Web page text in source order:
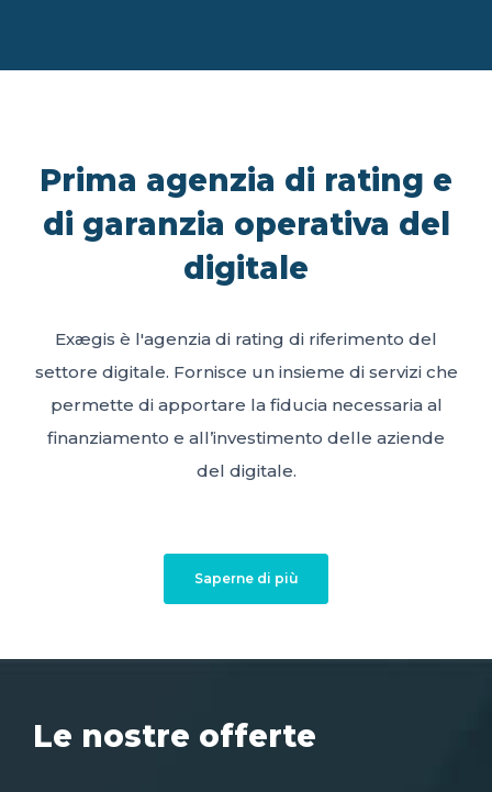
Prima agenzia di rating e
di garanzia operativa del
digitale
Exægis è l'agenzia di rating di riferimento del
settore digitale. Fornisce un insieme di servizi che
permette di apportare la fiducia necessaria al
finanziamento e all’investimento delle aziende
del digitale.
Saperne di più
Le nostre offerte